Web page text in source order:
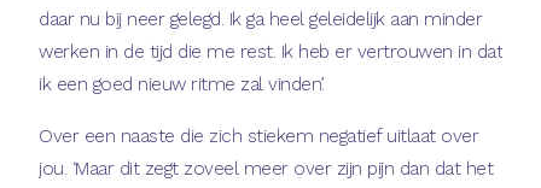
daar nu bij neer gelegd. Ik ga heel geleidelijk aan minder
werken in de tijd die me rest. Ik heb er vertrouwen in dat
ik een goed nieuw ritme zal vinden’.
Over een naaste die zich stiekem negatief uitlaat over
jou. ‘Maar dit zegt zoveel meer over zijn pijn dan dat het